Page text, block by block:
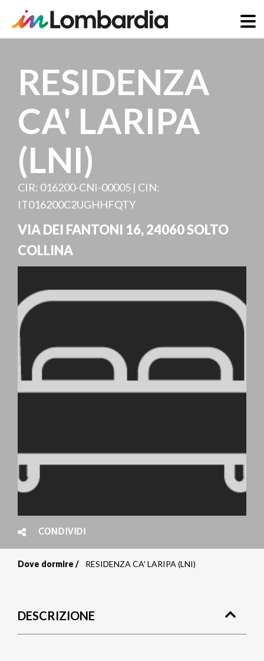
contenuto
principale
RESIDENZA
CA' LARIPA
(LNI)
CIR: 016200-CNI-00005 | CIN:
IT016200C2UGHHFQTY
VIA DEI FANTONI 16,24060SOLTO
COLLINA
CONDIVIDI
pane
Dove dormire RESIDENZA CA' LARIPA (LNI)
DESCRIZIONE